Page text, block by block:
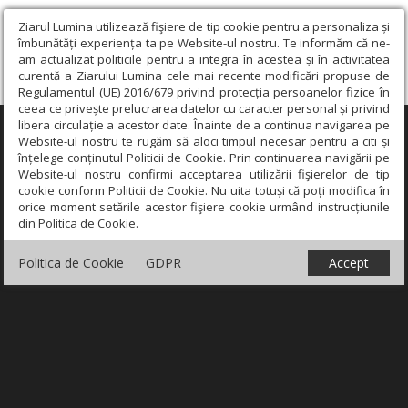
Ziarul Lumina utilizează fişiere de tip cookie pentru a personaliza și
îmbunătăți experiența ta pe Website-ul nostru. Te informăm că ne-
am actualizat politicile pentru a integra în acestea și în activitatea
curentă a Ziarului Lumina cele mai recente modificări propuse de
Regulamentul (UE) 2016/679 privind protecția persoanelor fizice în
ceea ce privește prelucrarea datelor cu caracter personal și privind
libera circulație a acestor date. Înainte de a continua navigarea pe
Website-ul nostru te rugăm să aloci timpul necesar pentru a citi și
înțelege conținutul Politicii de Cookie. Prin continuarea navigării pe
Website-ul nostru confirmi acceptarea utilizării fişierelor de tip
cookie conform Politicii de Cookie. Nu uita totuși că poți modifica în
orice moment setările acestor fişiere cookie urmând instrucțiunile
din Politica de Cookie.
Politica de Cookie GDPR Accept
×